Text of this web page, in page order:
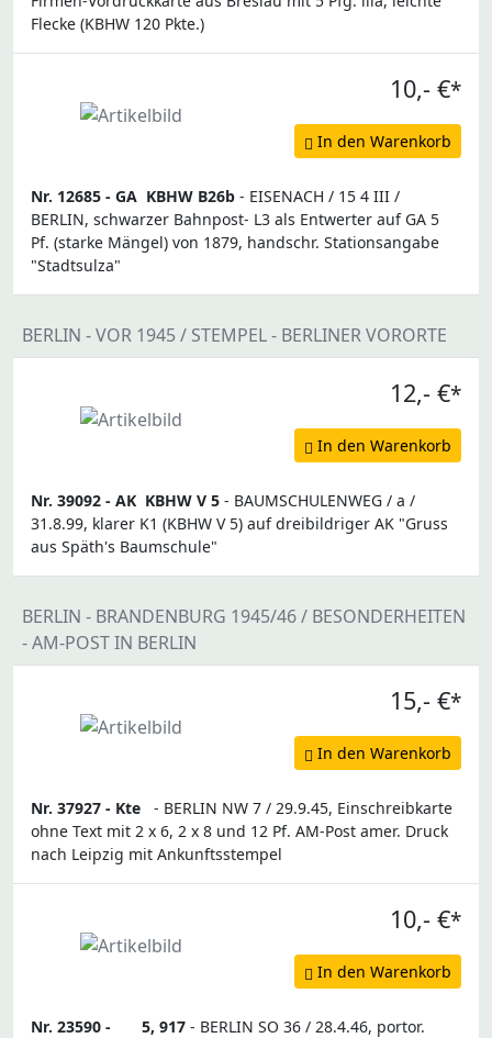
Flecke (KBHW 120 Pkte.)
10,- €*
In den Warenkorb
Nr. 12685 - GA KBHW B26b - EISENACH / 15 4 III /
BERLIN, schwarzer Bahnpost- L3 als Entwerter auf GA 5
Pf. (starke Mängel) von 1879, handschr. Stationsangabe
"Stadtsulza"
BERLIN - VOR 1945 / STEMPEL - BERLINER VORORTE
12,- €*
In den Warenkorb
Nr. 39092 - AK KBHW V 5 - BAUMSCHULENWEG / a /
31.8.99, klarer K1 (KBHW V 5) auf dreibildriger AK "Gruss
aus Späth's Baumschule"
BERLIN - BRANDENBURG 1945/46 / BESONDERHEITEN
- AM-POST IN BERLIN
15,- €*
In den Warenkorb
Nr. 37927 - Kte
- BERLIN NW 7 / 29.9.45, Einschreibkarte
ohne Text mit 2 x 6, 2 x 8 und 12 Pf. AM-Post amer. Druck
nach Leipzig mit Ankunftsstempel
10,- €*
In den Warenkorb
Nr. 23590 - 5, 917 - BERLIN SO 36 / 28.4.46, portor.